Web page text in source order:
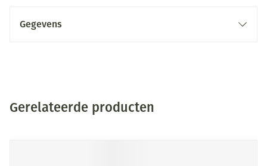
Gegevens
Gerelateerde producten